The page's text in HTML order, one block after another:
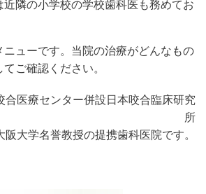
近隣の小学校の学校歯科医も務めてお
ニューです。当院の治療がどんなもの
ご確認ください。
合医療センター併設日本咬合臨床研究
所
阪大学名誉教授の提携歯科医院です。